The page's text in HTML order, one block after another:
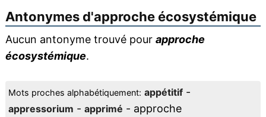
Antonymes d'approche écosystémique
Aucun antonyme trouvé pour approche
écosystémique.
Mots proches alphabétiquement: appétitif-
appressorium - apprimé - approche